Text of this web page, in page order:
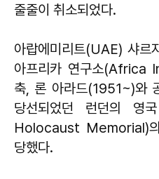
줄줄이 취소되었다.
아랍에미리트(UAE) 샤르
아프리카 연구소(Africa
축, 론 아라드(1951~)와
당선되었던 런던의 영
Holocaust Memorial)
당했다.